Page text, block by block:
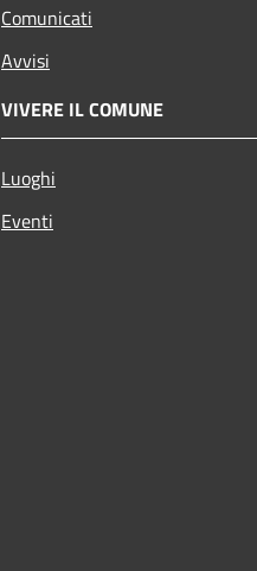
Comunicati
Avvisi
VIVERE IL COMUNE
Luoghi
Eventi